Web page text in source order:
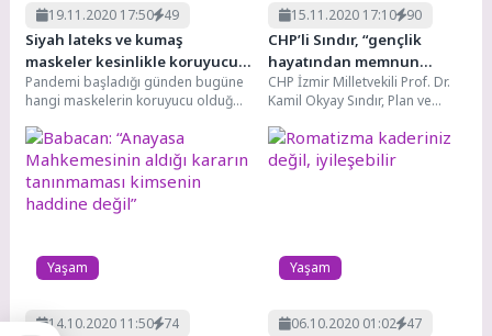
19.11.2020 17:50 49
Siyah lateks ve kumaş
maskeler kesinlikle koruyucu
değil!
Pandemi başladığı günden bugüne
hangi maskelerin koruyucu olduğu,
kullanılması ve kullanılmaması
gerektiği...
15.11.2020 17:10 90
CHP’li Sındır, “gençlik
hayatından memnun
değil!”
CHP İzmir Milletvekili Prof. Dr.
Kamil Okyay Sındır, Plan ve
ve Spor...
Yaşam
14.10.2020 11:50 74
Yaşam
06.10.2020 01:02 47